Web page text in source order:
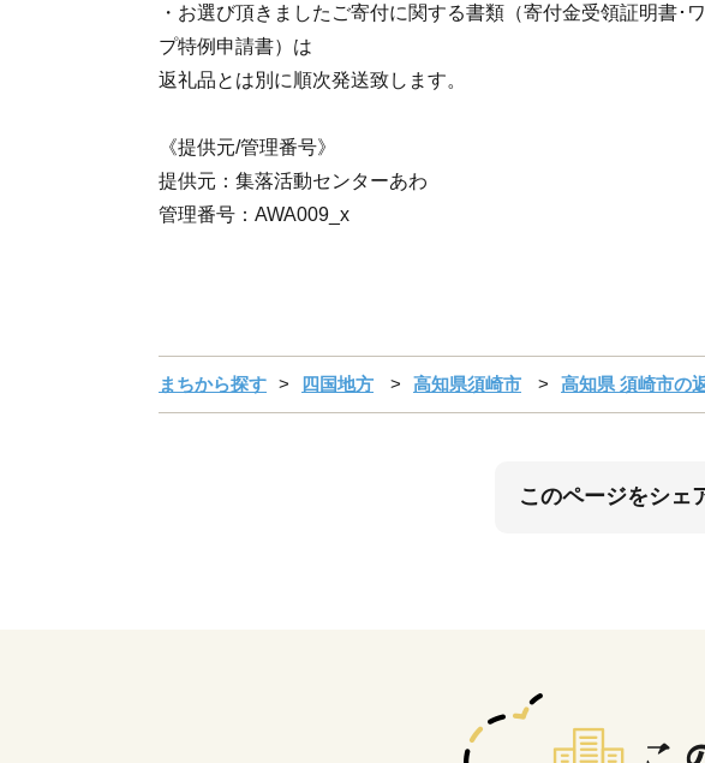
・お選び頂きましたご寄付に関する書類（寄付金受領証明書･
プ特例申請書）は
返礼品とは別に順次発送致します。
《提供元/管理番号》
提供元：集落活動センターあわ
管理番号：AWA009_x
まちから探す 四国地方 高知県須崎市 高知県 須崎市の
このページをシェ